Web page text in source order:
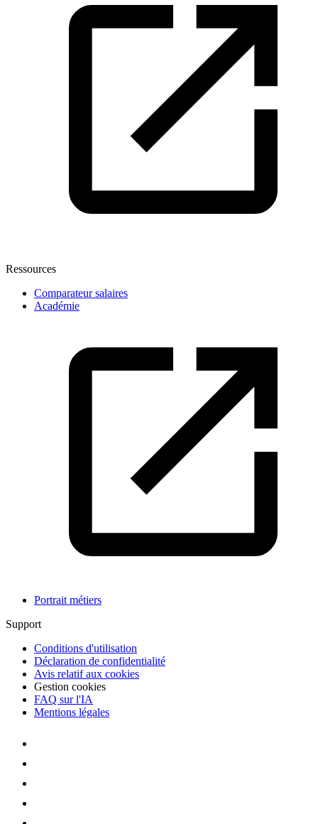
Ressources
Comparateur salaires
Académie
Portrait métiers
Support
Conditions d'utilisation
Déclaration de confidentialité
Avis relatif aux cookies
Gestion cookies
FAQ sur l'IA
Mentions légales